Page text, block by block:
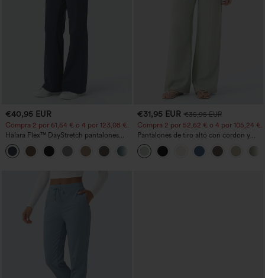
€40,95 EUR
Compra 2 por 61,54 € o 4 por 123,08 €.
Halara Flex™ DayStretch pantalones
acampanados de trabajo de tiro medio
con bolsillo lateral con cremallera
€31,95 EUR €35,95 EUR
Compra 2 por 52,62 € o 4 por 105,24 €.
Pantalones de tiro alto con cordón y
bolsillos, pernera ancha, holgados y de
estilo casual con tacto de lino.